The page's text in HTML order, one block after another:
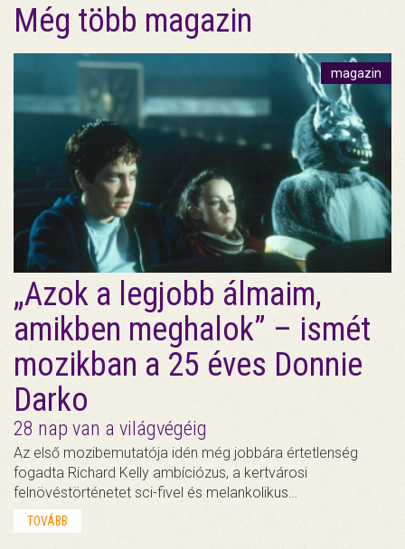
Még több magazin
magazin
„Azok a legjobb álmaim,
amikben meghalok” – ismét
mozikban a 25 éves Donnie
Darko
28 nap van a világvégéig
Az első mozibemutatója idén még jobbára értetlenség
fogadta Richard Kelly ambíciózus, a kertvárosi
felnövéstörténetet sci-fivel és melankolikus…
TOVÁBB